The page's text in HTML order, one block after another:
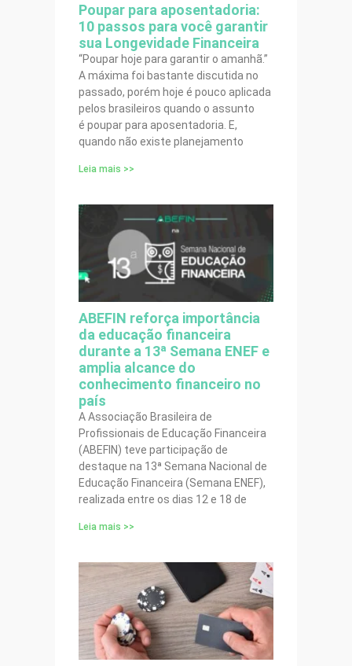
Poupar para aposentadoria:
10 passos para você garantir
sua Longevidade Financeira
“Poupar hoje para garantir o amanhã.”
A máxima foi bastante discutida no
passado, porém hoje é pouco aplicada
pelos brasileiros quando o assunto
é poupar para aposentadoria. E,
quando não existe planejamento
Leia mais >>
ABEFIN reforça importância
da educação financeira
durante a 13ª Semana ENEF e
amplia alcance do
conhecimento financeiro no
país
A Associação Brasileira de
Profissionais de Educação Financeira
(ABEFIN) teve participação de
destaque na 13ª Semana Nacional de
Educação Financeira (Semana ENEF),
realizada entre os dias 12 e 18 de
Leia mais >>